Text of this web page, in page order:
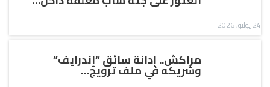
24 يوليو, 2026
مراكش.. إدانة سائق “إندرايف”
وشريكه في ملف ترويج…